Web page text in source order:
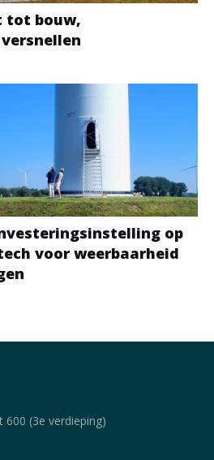
tot bouw,
op
voor weerbaarheid
600 (3e verdieping)